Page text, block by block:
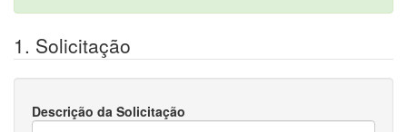
1. Solicitação
Descrição da Solicitação